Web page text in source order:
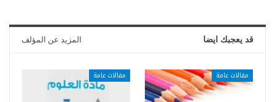
قد يعجبك ايضا المزيد عن المؤلف
مقالات عامة مقالات عامة